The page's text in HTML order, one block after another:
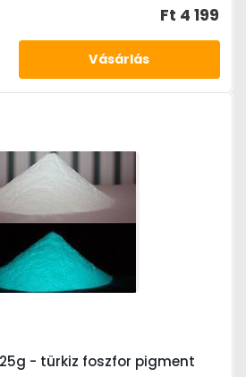
Ft 4 199
- türkiz foszfor pigment